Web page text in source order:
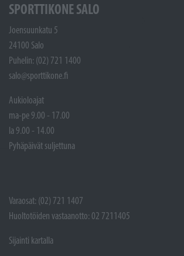
SPORTTIKONE SALO
Joensuunkatu 5
24100 Salo
Puhelin: (02) 721 1400
salo@sporttikone.fi
Aukioloajat
ma-pe 9.00 - 17.00
la 9.00 - 14.00
Pyhäpäivät suljettuna
Varaosat: (02) 721 1407
Huoltotöiden vastaanotto: 02 7211405
Sijainti kartalla